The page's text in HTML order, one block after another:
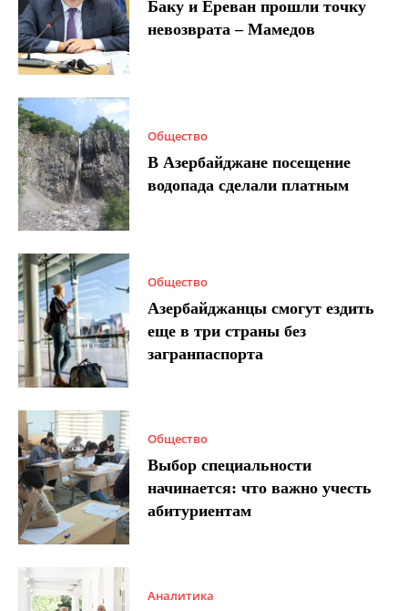
Баку и Ереван прошли точку
невозврата – Мамедов
Общество
В Азербайджане посещение
водопада сделали платным
Общество
Азербайджанцы смогут ездить
еще в три страны без
загранпаспорта
Общество
Выбор специальности
начинается: что важно учесть
абитуриентам
Аналитика